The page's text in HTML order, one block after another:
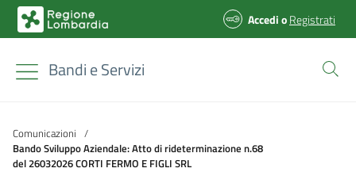
AccedioRegistrati
Bandi e Servizi
Comunicazioni /
Bando Sviluppo Aziendale: Atto di rideterminazione n.68
del 26032026 CORTI FERMO E FIGLI SRL